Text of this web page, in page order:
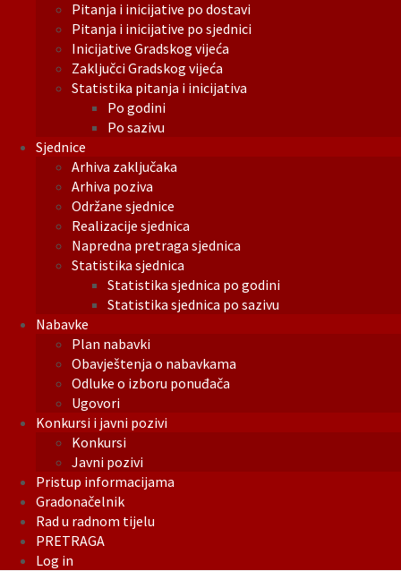
Pitanja i inicijative po dostavi
Pitanja i inicijative po sjednici
Inicijative Gradskog vijeća
Zaključci Gradskog vijeća
Statistika pitanja i inicijativa
Po godini
Po sazivu
Sjednice
Arhiva zaključaka
Arhiva poziva
Održane sjednice
Realizacije sjednica
Napredna pretraga sjednica
Statistika sjednica
Statistika sjednica po godini
Statistika sjednica po sazivu
Nabavke
Plan nabavki
Obavještenja o nabavkama
Odluke o izboru ponuđača
Ugovori
Konkursi i javni pozivi
Konkursi
Javni pozivi
Pristup informacijama
Gradonačelnik
Rad u radnom tijelu
PRETRAGA
Log in